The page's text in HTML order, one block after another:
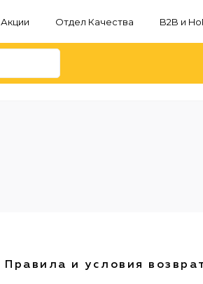
Акции Отдел Качества B2B и
Правила и условия